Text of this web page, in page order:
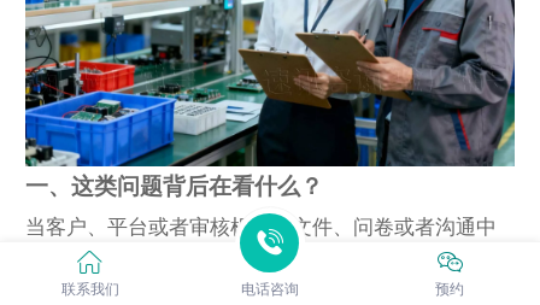
一、这类问题背后在看什么？
当客户、平台或者审核机构在文件、问卷或者沟通中
提到“**次做BSCI验厂，是直接找第三方审核机构还是
联系我们 电话咨询 预约